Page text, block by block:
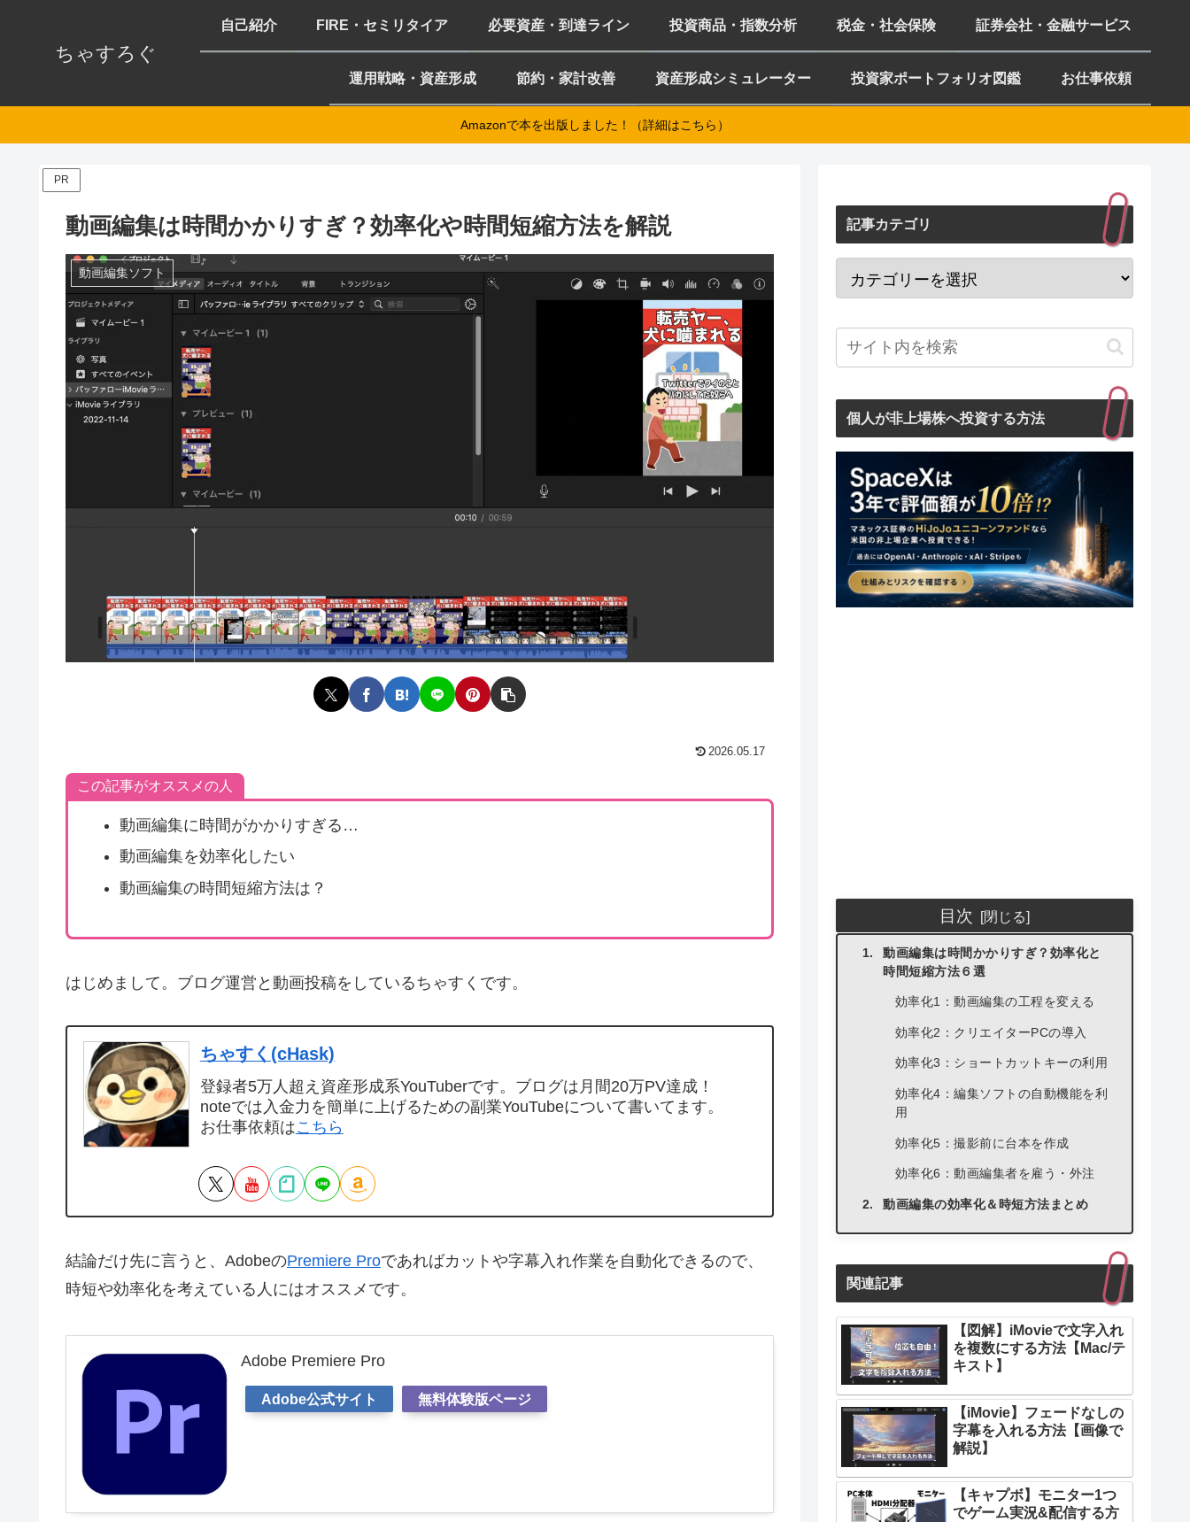
ちゃすろぐ
自己紹介 FIRE・セミリタイア 必要資産・到達ライン 投資商品・指数分析 税金・社会保険 証券会社・金融サービス
運用戦略・資産形成 節約・家計改善 資産形成シミュレーター 投資家ポートフォリオ図鑑 お仕事依頼
Amazonで本を出版しました！（詳細はこちら）
PR
動画編集は時間かかりすぎ？効率化や時間短縮方法を解説
動画編集ソフト
2026.05.17
この記事がオススメの人
動画編集に時間がかかりすぎる…
動画編集を効率化したい
動画編集の時間短縮方法は？
はじめまして。ブログ運営と動画投稿をしているちゃすくです。
ちゃすく(cHask)
登録者5万人超え資産形成系YouTuberです。ブログは月間20万PV達成！
noteでは入金力を簡単に上げるための副業YouTubeについて書いてます。
お仕事依頼はこちら
結論だけ先に言うと、AdobeのPremiere Proであればカットや字幕入れ作業を自動化できるので、
時短や効率化を考えている人にはオススメです。
Adobe Premiere Pro
Adobe公式サイト 無料体験版ページ
記事カテゴリ
個人が非上場株へ投資する方法
目次
動画編集は時間かかりすぎ？効率化と
時間短縮方法６選
効率化1：動画編集の工程を変える
効率化2：クリエイターPCの導入
効率化3：ショートカットキーの利用
効率化4：編集ソフトの自動機能を利
用
効率化5：撮影前に台本を作成
効率化6：動画編集者を雇う・外注
動画編集の効率化＆時短方法まとめ
関連記事
【図解】iMovieで文字入れ
を複数にする方法【Mac/テ
キスト】
【iMovie】フェードなしの
字幕を入れる方法【画像で
解説】
【キャプボ】モニター1つ
でゲーム実況&配信する方